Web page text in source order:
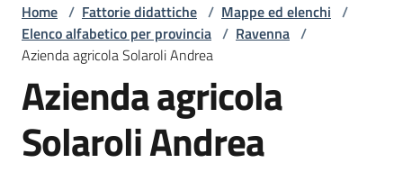
Trova
sulla
Menu selezionato
Requisiti
necessari
Home / Fattorie didattiche / Mappe ed elenchi /
Elenco alfabetico per provincia / Ravenna /
Azienda agricola Solaroli Andrea
Azienda agricola
Solaroli Andrea